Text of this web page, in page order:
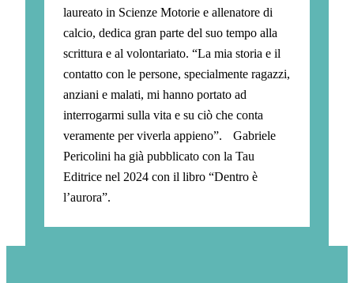
laureato in Scienze Motorie e allenatore di
calcio, dedica gran parte del suo tempo alla
scrittura e al volontariato. “La mia storia e il
contatto con le persone, specialmente ragazzi,
anziani e malati, mi hanno portato ad
interrogarmi sulla vita e su ciò che conta
veramente per viverla appieno”. Gabriele
Pericolini ha già pubblicato con la Tau
Editrice nel 2024 con il libro “Dentro è
l’aurora”.